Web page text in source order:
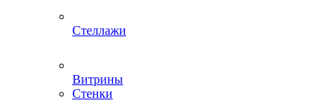
Стеллажи
Витрины
Стенки